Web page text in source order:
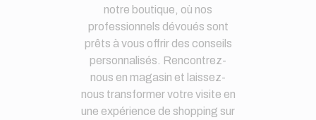
notre boutique, où nos
professionnels dévoués sont
prêts à vous offrir des conseils
personnalisés. Rencontrez-
nous en magasin et laissez-
nous transformer votre visite en
une expérience de shopping sur